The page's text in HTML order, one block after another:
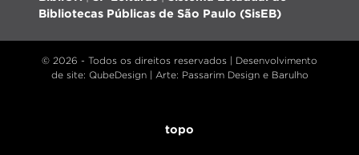
Bibliotecas Públicas de São Paulo (SisEB)
© 2026 - Todos os direitos reservados | Desenvolvimento
de site: QubeDesign | Arte: Passarim Design e Barulho
topo